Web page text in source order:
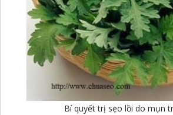
Bí quyết trị sẹo lồi do mụn